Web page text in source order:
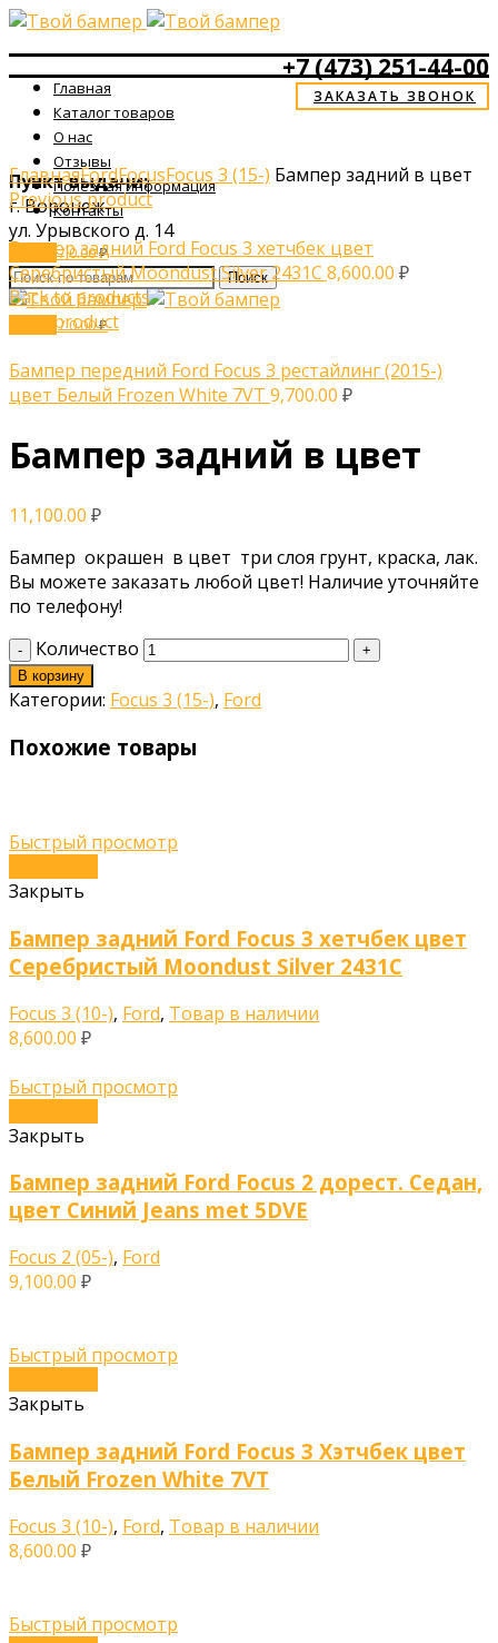
+7 (473) 251-44-00
ЗАКАЗАТЬ ЗВОНОК
Пункт выдачи:
г. Воронеж
ул. Урывского д. 14
/0.00₽
Главная
Каталог товаров
О нас
Отзывы
Полезная информация
Контакты
/0.00₽
Поиск
Click to enlarge
ГлавнаяFordFocusFocus 3 (15-) Бампер задний в цвет
Previous product
Бампер задний Ford Focus 3 хетчбек цвет
Серебристый Moondust Silver 2431C 8,600.00 ₽
Back to products
Next product
Бампер передний Ford Focus 3 рестайлинг (2015-)
цвет Белый Frozen White 7VT 9,700.00 ₽
Бампер задний в цвет
11,100.00 ₽
Бампер окрашен в цвет три слоя грунт, краска, лак.
Вы можете заказать любой цвет! Наличие уточняйте
по телефону!
Количество
В корзину
Категории: Focus 3 (15-), Ford
Похожие товары
Быстрый просмотр
Закрыть
Бампер задний Ford Focus 3 хетчбек цвет
Серебристый Moondust Silver 2431C
Focus 3 (10-), Ford, Товар в наличии
8,600.00 ₽
Быстрый просмотр
Закрыть
Бампер задний Ford Focus 2 дорест. Седан,
цвет Синий Jeans met 5DVE
Focus 2 (05-), Ford
9,100.00 ₽
Быстрый просмотр
Закрыть
Бампер задний Ford Focus 3 Хэтчбек цвет
Белый Frozen White 7VT
Focus 3 (10-), Ford, Товар в наличии
8,600.00 ₽
Быстрый просмотр